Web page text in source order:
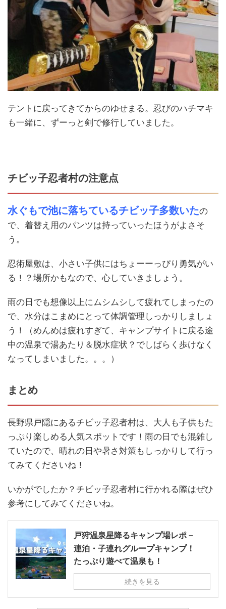
テントに戻ってきてからのゆせまる。忍びのハチマキ
も一緒に、ずーっと剣で修行していました。
チビッ子忍者村の注意点
水ぐもで池に落ちているチビッ子多数いたの
で、着替え用のパンツは持っていったほうがよさそ
う。
忍術屋敷は、小さい子供にはちょーーっぴり勇気がい
る！？場所かもなので、心していきましょう。
雨の日でも想像以上にムシムシして疲れてしまったの
で、水分はこまめにとって体調管理しっかりしましょ
う！（めんめは疲れすぎて、キャンプサイトに戻る途
中の温泉で湯あたり＆脱水症状？でしばらく歩けなく
なってしまいました。。。）
まとめ
長野県戸隠にあるチビッ子忍者村は、大人も子供もた
っぷり楽しめる人気スポットです！雨の日でも混雑し
ていたので、晴れの日や暑さ対策もしっかりして行っ
てみてくださいね！
いかがでしたか？チビッ子忍者村に行かれる際はぜひ
参考にしてみてくださいね。
戸狩温泉星降るキャンプ場レポ－
連泊・子連れグループキャンプ！
たっぷり遊べて温泉も！
続きを見る